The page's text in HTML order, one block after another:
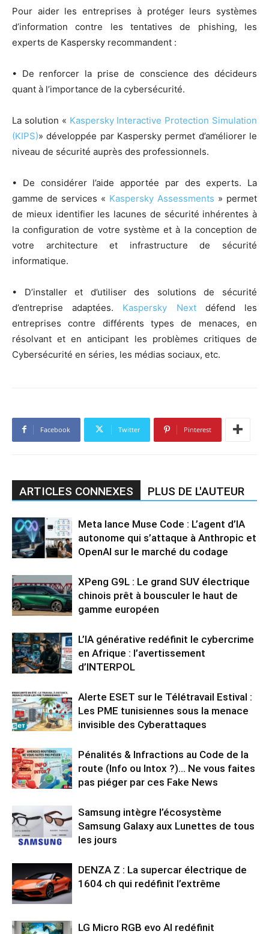
Pour aider les entreprises à protéger leurs systèmes
d’information contre les tentatives de phishing, les
experts de Kaspersky recommandent :
• De renforcer la prise de conscience des décideurs
quant à l’importance de la cybersécurité.
La solution « Kaspersky Interactive Protection Simulation
(KIPS)» développée par Kaspersky permet d’améliorer le
niveau de sécurité auprès des professionnels.
• De considérer l’aide apportée par des experts. La
gamme de services « Kaspersky Assessments » permet
de mieux identifier les lacunes de sécurité inhérentes à
la configuration de votre système et à la conception de
votre architecture et infrastructure de sécurité
informatique.
• D’installer et d’utiliser des solutions de sécurité
d’entreprise adaptées. Kaspersky Nextdéfend les
entreprises contre différents types de menaces, en
résolvant et en anticipant les problèmes critiques de
Cybersécurité en séries, les médias sociaux, etc.
Facebook Twitter Pinterest
ARTICLES CONNEXES PLUS DE L'AUTEUR
Meta lance Muse Code : L’agent d’IA
autonome qui s’attaque à Anthropic et
OpenAI sur le marché du codage
XPeng G9L : Le grand SUV électrique
chinois prêt à bousculer le haut de
gamme européen
L’IA générative redéfinit le cybercrime
en Afrique : l’avertissement
d’INTERPOL
Alerte ESET sur le Télétravail Estival :
Les PME tunisiennes sous la menace
invisible des Cyberattaques
Pénalités & Infractions au Code de la
route (Info ou Intox ?)… Ne vous faites
pas piéger par ces Fake News
Samsung intègre l’écosystème
Samsung Galaxy aux Lunettes de tous
les jours
DENZA Z : La supercar électrique de
1604 ch qui redéfinit l’extrême
LG Micro RGB evo AI redéfinit